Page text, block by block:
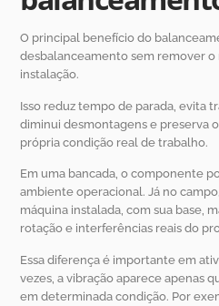
O principal benefício do
desbalanceamento sem remover
instalação.
Isso reduz tempo de parada, evita
diminui desmontagens e preserva
própria condição real de trabalho.
Em uma bancada, o componente
ambiente operacional. Já no
máquina instalada, com sua base,
rotação e interferências reais do
Essa diferença é importante em
vezes, a vibração aparece apenas
em determinada condição. Por